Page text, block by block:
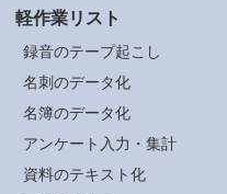
軽作業リスト
録音のテープ起こし
名刺のデータ化
名簿のデータ化
アンケート入力・集計
資料のテキスト化